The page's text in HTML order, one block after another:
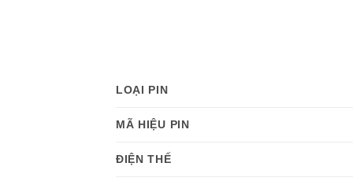
LOẠI PIN
MÃ HIỆU PIN
ĐIỆN THẾ